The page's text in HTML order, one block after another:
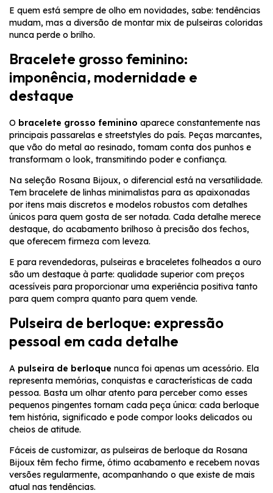
E quem está sempre de olho em novidades, sabe: tendências
mudam, mas a diversão de montar mix de pulseiras coloridas
nunca perde o brilho.
Bracelete grosso feminino:
imponência, modernidade e
destaque
O bracelete grosso feminino aparece constantemente nas
principais passarelas e streetstyles do país. Peças marcantes,
que vão do metal ao resinado, tomam conta dos punhos e
transformam o look, transmitindo poder e confiança.
Na seleção Rosana Bijoux, o diferencial está na versatilidade.
Tem bracelete de linhas minimalistas para as apaixonadas
por itens mais discretos e modelos robustos com detalhes
únicos para quem gosta de ser notada. Cada detalhe merece
destaque, do acabamento brilhoso à precisão dos fechos,
que oferecem firmeza com leveza.
E para revendedoras, pulseiras e braceletes folheados a ouro
são um destaque à parte: qualidade superior com preços
acessíveis para proporcionar uma experiência positiva tanto
para quem compra quanto para quem vende.
Pulseira de berloque: expressão
pessoal em cada detalhe
A pulseira de berloque nunca foi apenas um acessório. Ela
representa memórias, conquistas e características de cada
pessoa. Basta um olhar atento para perceber como esses
pequenos pingentes tornam cada peça única: cada berloque
tem história, significado e pode compor looks delicados ou
cheios de atitude.
Fáceis de customizar, as pulseiras de berloque da Rosana
Bijoux têm fecho firme, ótimo acabamento e recebem novas
versões regularmente, acompanhando o que existe de mais
atual nas tendências.